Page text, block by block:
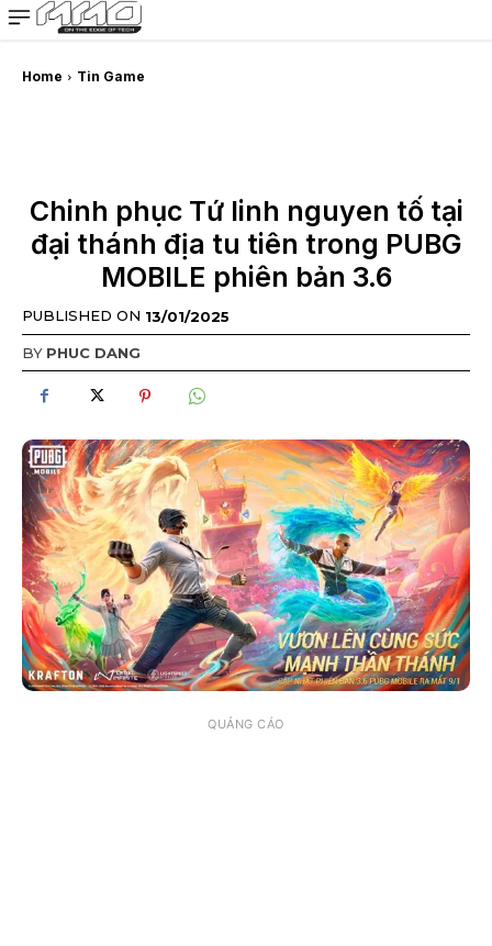
MMOSITE - Thông tin công nghệ
Bài viết nổi bật
Home Tin Game
Chinh phục Tứ linh nguyen tố tại
đại thánh địa tu tiên trong PUBG
MOBILE phiên bản 3.6
PUBLISHED ON 13/01/2025
BY PHUC DANG
QUẢNG CÁO